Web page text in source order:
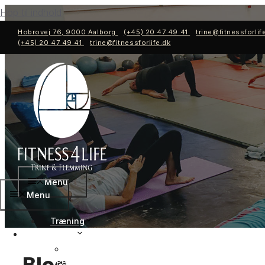
Hop til indhold
Hobrovej 76, 9000 Aalborg (+45) 20 47 49 41
(+45) 20 47 49 41
trine@fitnessforlife.dk
Menu
Træning
Menu
Personlig træning